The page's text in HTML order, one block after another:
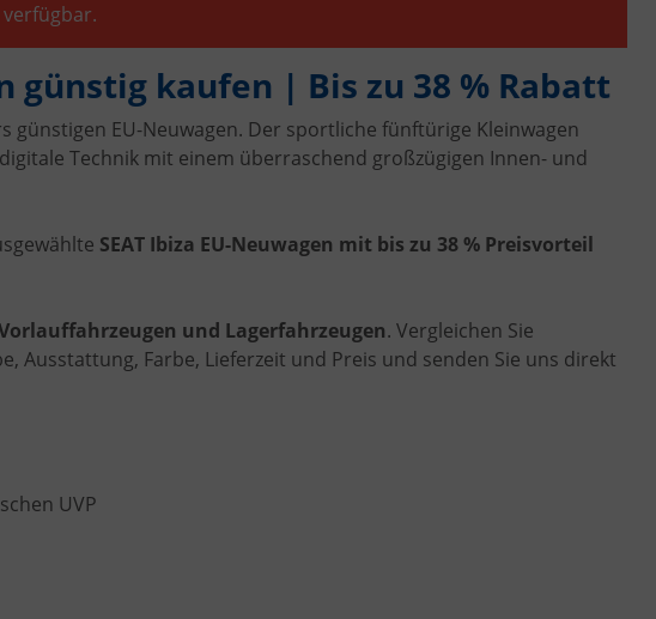
günstig kaufen | Bis zu 38 % Rabatt
günstigen EU-Neuwagen. Der sportliche fünftürige Kleinwagen
Technik mit einem überraschend großzügigen Innen- und
SEAT Ibiza EU-Neuwagen mit bis zu 38 % Preisvorteil
und Lagerfahrzeugen. Vergleichen Sie
Ausstattung, Farbe, Lieferzeit und Preis und senden Sie uns direkt
UVP